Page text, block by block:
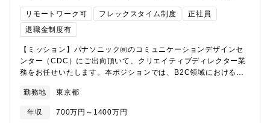
ョンを拡張していける希少なポジションです。■パナソニックとい
う大企業のブランド力・リソース・データを活かしながら、大き
な影響力を持つ施策に挑戦できます。【この仕事を通じて得られ
ること】パナソニックでは今、B2C領域で一貫したブランド体験
を適用できるよう、いろんな領域でデザインを強化しています。
コミュニケーションデザインセンターは、販売とブランドという
両輪を回しながら、インハウスならではのスピード感をもって常
ケーションの質向上にこだわり、成果を出し続け、様々な期待を
超えていくことが求められている部署なので、ハードルは高いな
リモートワーク可 フレックスタイム制度
正社員
退職金制度有
【ミッション】パナソニック㈱のコミュニケーションデザインセ
ンター（CDC）にご出向頂いて、クリエイティブディレクター業
務をお任せいたします。本ポジションでは、B2C領域における商
担っていただきます。インハウスでブランドに長期的に関与でき
る環境で、制作だけでなく企画・戦略まで関与可能です。グロー
バル展開の拡大フェーズ（今後40～50%へ）組織強化のフェーズ
勤務地 東京都
年収 700万円～1400万円